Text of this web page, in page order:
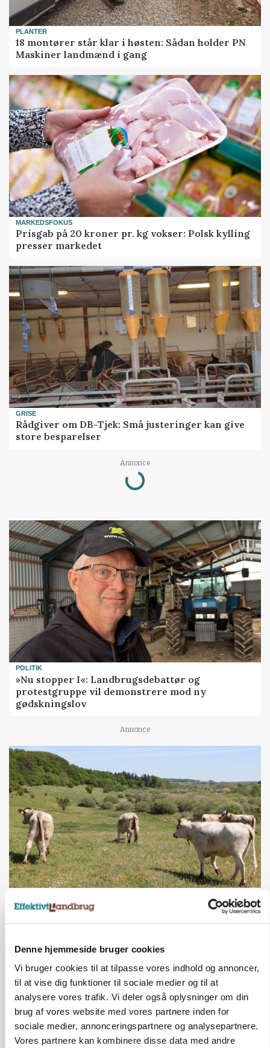
Denne hjemmeside bruger cookies
Vi bruger cookies til at tilpasse vores indhold og annoncer,
til at vise dig funktioner til sociale medier og til at
analysere vores trafik. Vi deler også oplysninger om din
brug af vores website med vores partnere inden for
sociale medier, annonceringspartnere og analysepartnere.
Vores partnere kan kombinere disse data med andre
PLANTER
18 montører står klar i høsten: Sådan holder PN
Maskiner landmænd i gang
MARKEDSFOKUS
Prisgab på 20 kroner pr. kg vokser: Polsk kylling
presser markedet
GRISE
Rådgiver om DB-Tjek: Små justeringer kan give
store besparelser
Annonce
Loading...
POLITIK
»Nu stopper I«: Landbrugsdebattør og
protestgruppe vil demonstrere mod ny
gødskningslov
Annonce
Snart kan man søge tilskud til naturprojekter
Før såmaskinen kører: Her er efterårets største
skadedyrsrisici
Annonce
Loading...